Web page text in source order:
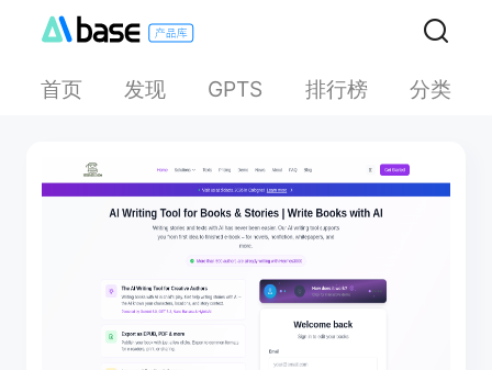
首页 发现 GPTS 排行榜 分类